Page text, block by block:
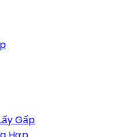
Gấp